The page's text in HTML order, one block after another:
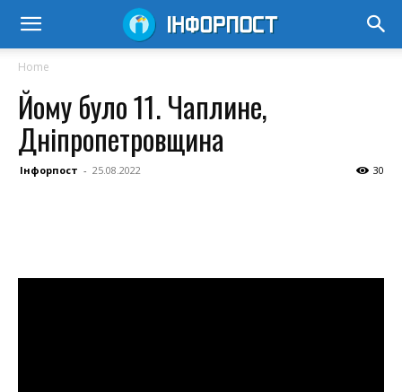
Home
Йому було 11. Чаплине,
Дніпропетровщина
Інфорпост - 25.08.2022 30